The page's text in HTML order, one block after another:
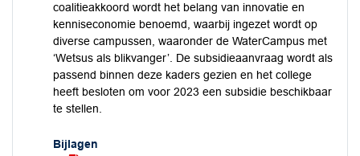
coalitieakkoord wordt het belang van innovatie en
kenniseconomie benoemd, waarbij ingezet wordt op
diverse campussen, waaronder de WaterCampus met
‘Wetsus als blikvanger’. De subsidieaanvraag wordt als
passend binnen deze kaders gezien en het college
heeft besloten om voor 2023 een subsidie beschikbaar
te stellen.
Bijlagen